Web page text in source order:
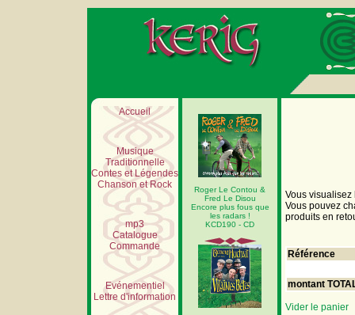
Accueil
Musique
Traditionnelle
Contes et Légendes
Chanson et Rock
mp3
Catalogue
Commande
Evénementiel
Lettre d'information
Roger Le Contou &
Fred Le Disou
Encore plus fous que
les radars !
KCD190 - CD
Vous visualisez
Vous pouvez
produits en
Référence
montant
Vider le panier